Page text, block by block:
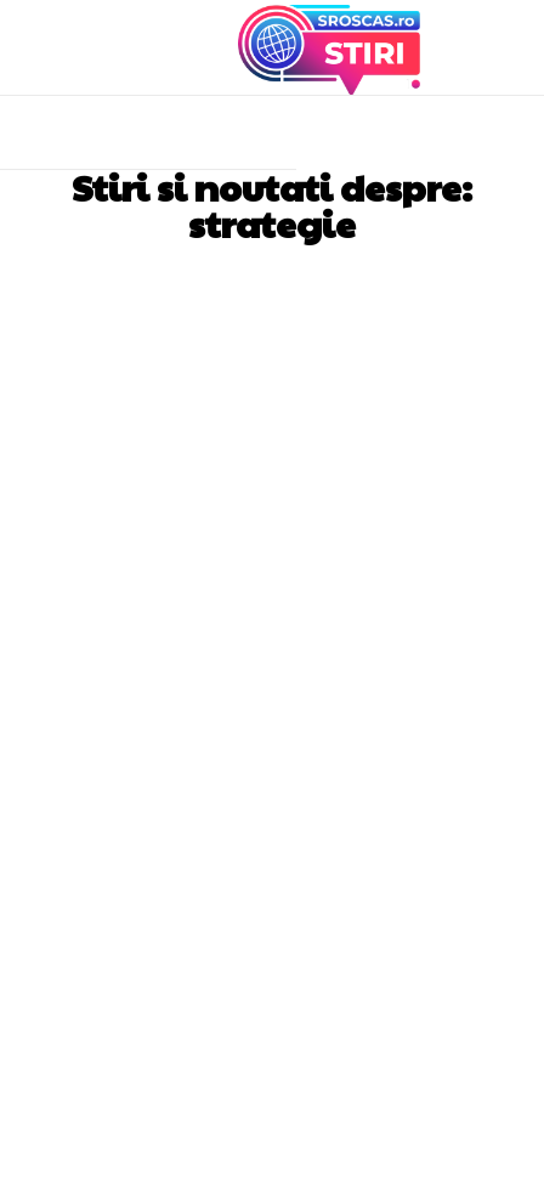
Stiri si noutati despre:
strategie